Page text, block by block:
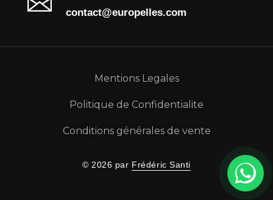
contact@europelles.com
Mentions Legales
Politique de Confidentialite
Conditions générales de vente
© 2026 par Frédéric Santi